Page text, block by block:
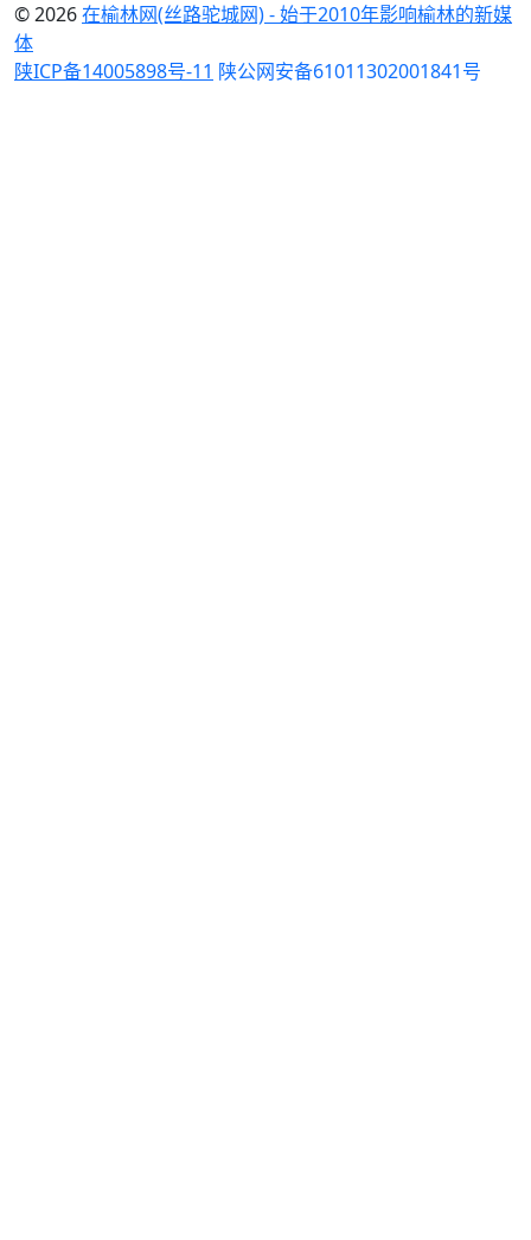
© 2026在榆林网(丝路驼城网) - 始于2010年影响榆林的新媒
体
陕ICP备14005898号-11 陕公网安备61011302001841号